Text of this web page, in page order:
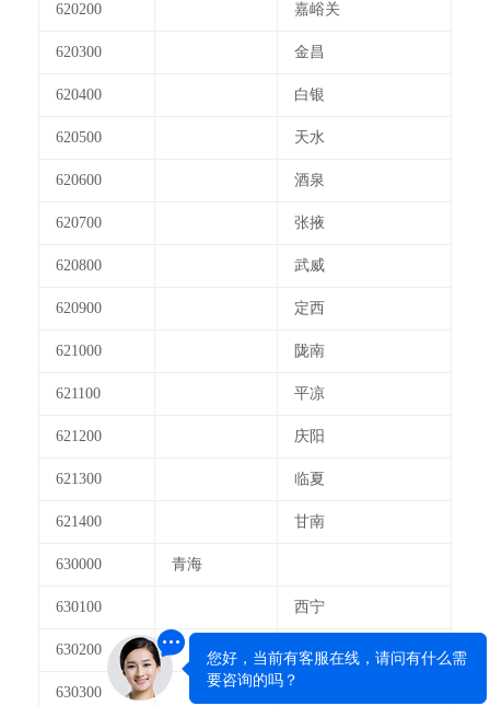
620200 嘉峪关
620300 金昌
620400 白银
620500 天水
620600 酒泉
620700 张掖
620800 武威
620900 定西
621000 陇南
621100 平凉
621200 庆阳
621300 临夏
621400 甘南
630000 青海
630100 西宁
630200 海西
630300